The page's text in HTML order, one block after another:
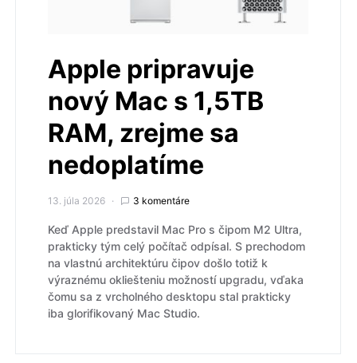
Apple pripravuje
nový Mac s 1,5TB
RAM, zrejme sa
nedoplatíme
13. júla 2026 3 komentáre
Keď Apple predstavil Mac Pro s čipom M2 Ultra,
prakticky tým celý počítač odpísal. S prechodom
na vlastnú architektúru čipov došlo totiž k
výraznému okliešteniu možností upgradu, vďaka
čomu sa z vrcholného desktopu stal prakticky
iba glorifikovaný Mac Studio.